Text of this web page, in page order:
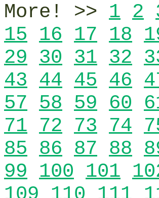
More! >> 1 2
15 16 17 18
29 30 31 32
43 44 45 46
57 58 59 60
71 72 73 74
85 86 87 88
99 100 101